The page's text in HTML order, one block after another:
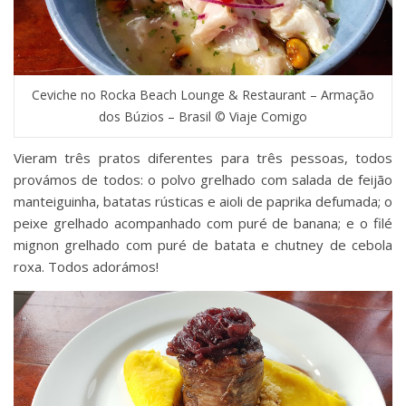
Ceviche no Rocka Beach Lounge & Restaurant – Armação
dos Búzios – Brasil © Viaje Comigo
Vieram três pratos diferentes para três pessoas, todos
provámos de todos: o polvo grelhado com salada de feijão
manteiguinha, batatas rústicas e aioli de paprika defumada; o
peixe grelhado acompanhado com puré de banana; e o filé
mignon grelhado com puré de batata e chutney de cebola
roxa. Todos adorámos!